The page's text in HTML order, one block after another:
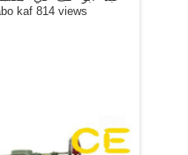
kaf 814 views